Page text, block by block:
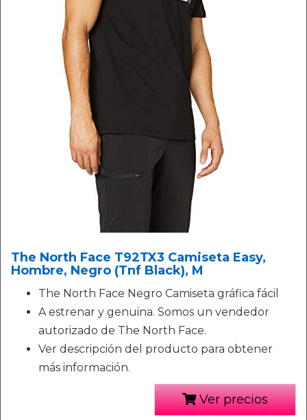
The North Face T92TX3 Camiseta Easy,
Hombre, Negro (Tnf Black), M
The North Face Negro Camiseta gráfica fácil
A estrenar y genuina. Somos un vendedor
autorizado de The North Face.
Ver descripción del producto para obtener
más información.
Ver precios